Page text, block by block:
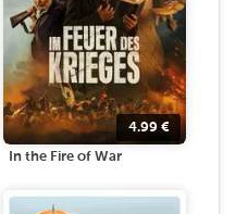
4.99 €
In the Fire of War